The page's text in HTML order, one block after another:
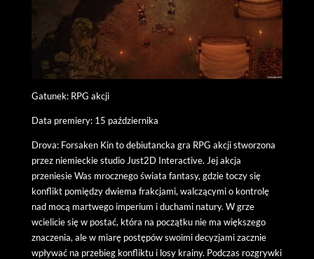
Gatunek: RPG akcji
Data premiery: 15 października
Drova: Forsaken Kin to debiutancka gra RPG akcji stworzona
przez niemieckie studio Just2D Interactive. Jej akcja
przeniesie Was mrocznego świata fantasy, gdzie toczy się
konflikt pomiędzy dwiema frakcjami, walczącymi o kontrolę
nad mocą martwego imperium i duchami natury. W grze
wcielicie się w postać, która na początku nie ma większego
znaczenia, ale w miarę postępów swoimi decyzjami zacznie
wpływać na przebieg konfliktu i losy krainy. Podczas rozgrywki